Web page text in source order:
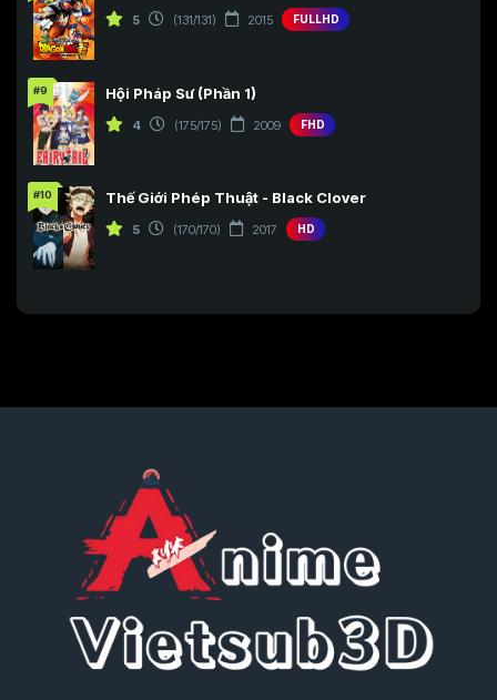
5 (131/131) 2015 FULLHD
#9 Hội Pháp Sư (Phần 1)
4 (175/175) 2009 FHD
#10 Thế Giới Phép Thuật - Black Clover
5 (170/170) 2017 HD